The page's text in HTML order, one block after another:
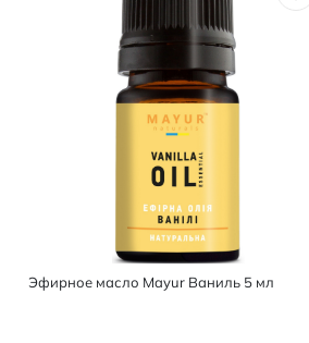
Эфирное масло Mayur Ваниль 5 мл